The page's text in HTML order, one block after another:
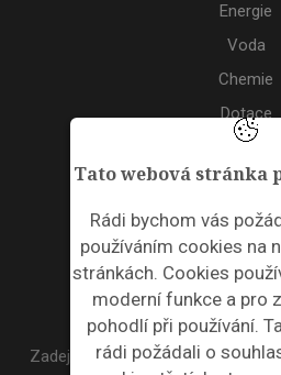
Tato webová stránka
Rádi bychom vás
používáním cookies na
stránkách. Cookies
moderní funkce a pro
pohodlí při používání.
rádi požádali o
Energie
Voda
Chemie
Dotace
Akce
ODPADNÍ
Zadejte váš email a my Vám